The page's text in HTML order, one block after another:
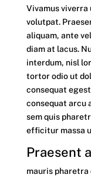
Vivamus
volutpat.
aliquam, ante
diam at lacus.
interdum, nisl
tortor odio ut
consequat
consequat arcu
sem quis
efficitur massa
Praesent
mauris pharetra